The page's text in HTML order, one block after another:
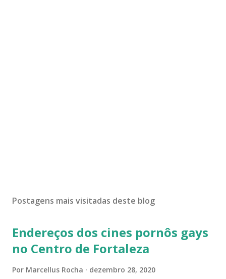
Postagens mais visitadas deste blog
Endereços dos cines pornôs gays
no Centro de Fortaleza
Por Marcellus Rocha dezembro 28, 2020